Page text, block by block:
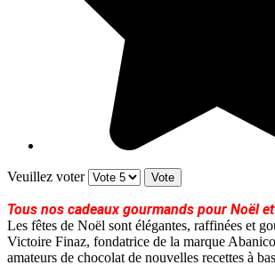
Veuillez voter
Tous nos cadeaux gourmands pour Noël
Les fêtes de Noël sont élégantes, raffinées et
Victoire Finaz, fondatrice de la marque
amateurs de chocolat de nouvelles recettes à